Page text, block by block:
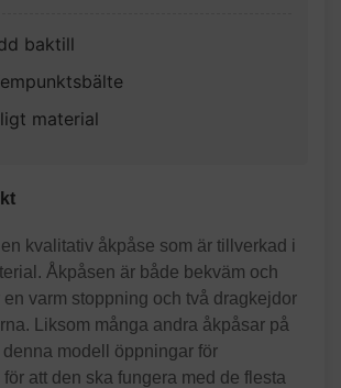
baktill
material
kvalitativ åkpåse som är tillverkad i
Åkpåsen är både bekväm och
varm stoppning och två dragkejdor
Liksom många andra åkpåsar på
modell öppningar för
att den ska fungera med de flesta